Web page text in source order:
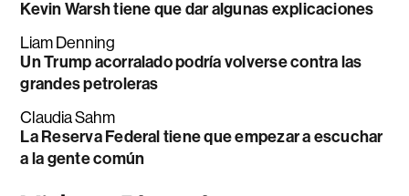
Kevin Warsh tiene que dar algunas explicaciones
Liam Denning
Un Trump acorralado podría volverse contra las
grandes petroleras
Claudia Sahm
La Reserva Federal tiene que empezar a escuchar
a la gente común